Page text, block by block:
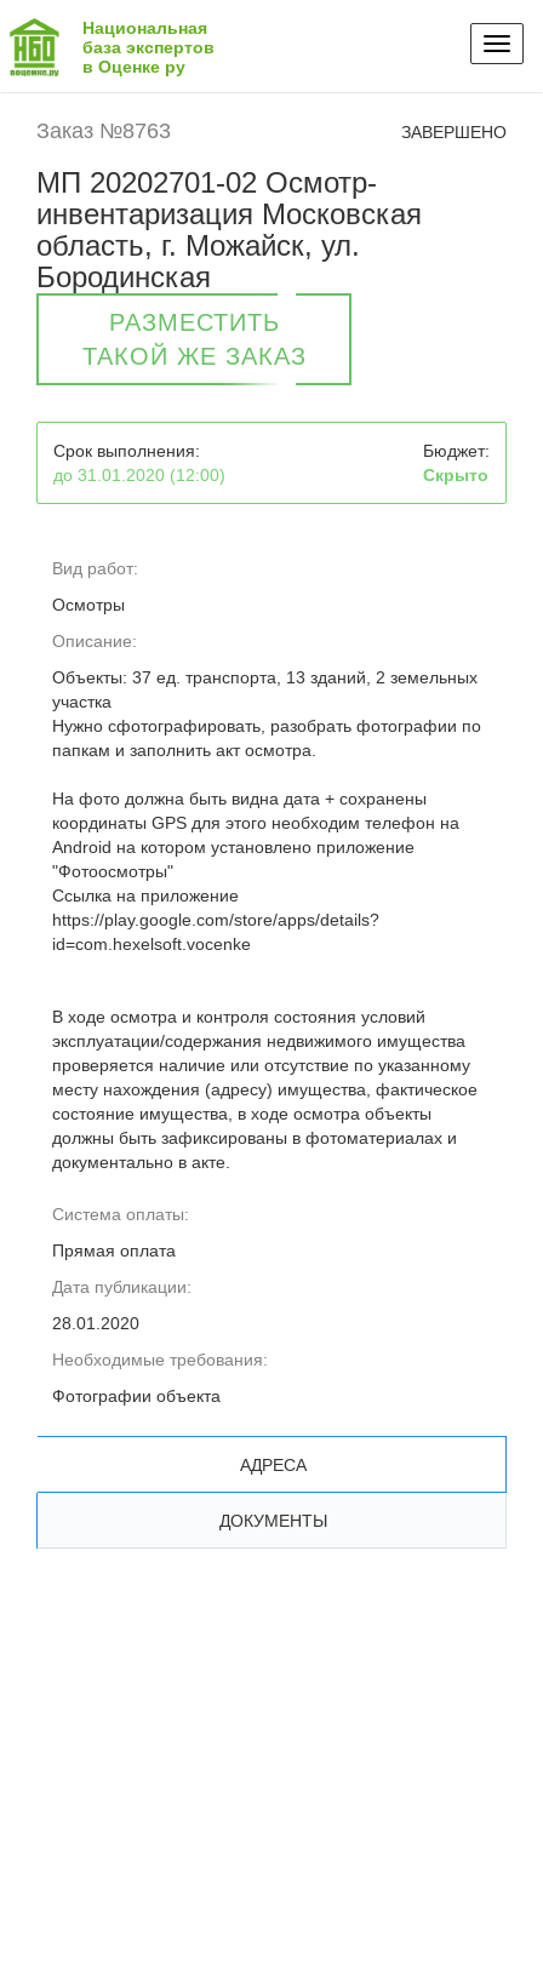
Национальная
база экспертов
в Оценке ру
Заказ №8763 ЗАВЕРШЕНО
МП 20202701-02 Осмотр-
инвентаризация Московская
область, г. Можайск, ул.
Бородинская
РАЗМЕСТИТЬ
ТАКОЙ ЖЕ ЗАКАЗ
Срок выполнения:
до 31.01.2020 (12:00)
Бюджет:
Скрыто
Вид работ:
Осмотры
Описание:
Объекты: 37 ед. транспорта, 13 зданий, 2 земельных
участка
Нужно сфотографировать, разобрать фотографии по
папкам и заполнить акт осмотра.
На фото должна быть видна дата + сохранены
координаты GPS для этого необходим телефон на
Android на котором установлено приложение
"Фотоосмотры"
Ссылка на приложение
https://play.google.com/store/apps/details?
id=com.hexelsoft.vocenke
В ходе осмотра и контроля состояния условий
эксплуатации/содержания недвижимого имущества
проверяется наличие или отсутствие по указанному
месту нахождения (адресу) имущества, фактическое
состояние имущества, в ходе осмотра объекты
должны быть зафиксированы в фотоматериалах и
документально в акте.
Система оплаты:
Прямая оплата
Дата публикации:
28.01.2020
Необходимые требования:
Фотографии объекта
АДРЕСА
ДОКУМЕНТЫ